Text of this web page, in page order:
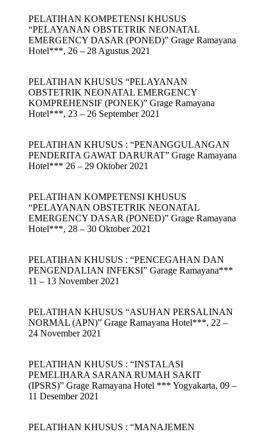
PELATIHAN KOMPETENSI KHUSUS
“PELAYANAN OBSTETRIK NEONATAL
EMERGENCY DASAR (PONED)” Grage Ramayana
Hotel***, 26 – 28 Agustus 2021
PELATIHAN KHUSUS “PELAYANAN
OBSTETRIK NEONATAL EMERGENCY
KOMPREHENSIF (PONEK)” Grage Ramayana
Hotel***, 23 – 26 September 2021
PELATIHAN KHUSUS : “PENANGGULANGAN
PENDERITA GAWAT DARURAT” Grage Ramayana
Hotel*** 26 – 29 Oktober 2021
PELATIHAN KOMPETENSI KHUSUS
“PELAYANAN OBSTETRIK NEONATAL
EMERGENCY DASAR (PONED)” Grage Ramayana
Hotel***, 28 – 30 Oktober 2021
PELATIHAN KHUSUS : “PENCEGAHAN DAN
PENGENDALIAN INFEKSI” Garage Ramayana***
11 – 13 November 2021
PELATIHAN KHUSUS “ASUHAN PERSALINAN
NORMAL (APN)” Grage Ramayana Hotel***, 22 –
24 November 2021
PELATIHAN KHUSUS : “INSTALASI
PEMELIHARA SARANA RUMAH SAKIT
(IPSRS)” Grage Ramayana Hotel *** Yogyakarta, 09 –
11 Desember 2021
PELATIHAN KHUSUS : “MANAJEMEN